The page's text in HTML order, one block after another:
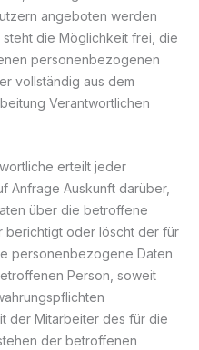
angeboten werden
die Möglichkeit frei, die
personenbezogenen
vollständig aus dem
Verantwortlichen
erteilt jeder
Anfrage Auskunft darüber,
über die betroffene
berichtigt oder löscht der für
personenbezogene Daten
Person, soweit
der Mitarbeiter des für die
der betroffenen